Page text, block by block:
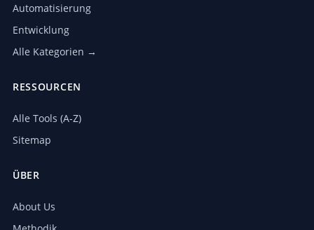
Automatisierung
Entwicklung
Alle Kategorien →
RESSOURCEN
Alle Tools (A-Z)
Sitemap
ÜBER
About Us